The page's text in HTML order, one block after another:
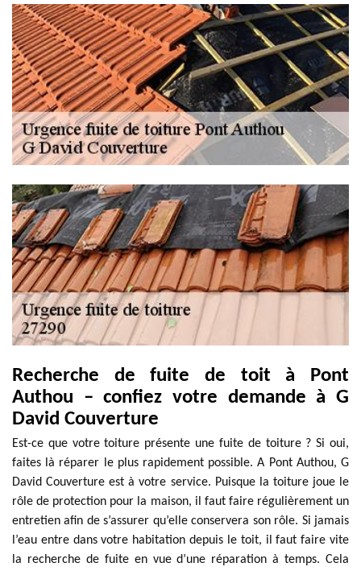
Recherche de fuite de toit à Pont
Authou – confiez votre demande à G
David Couverture
Est-ce que votre toiture présente une fuite de toiture ? Si oui,
faites là réparer le plus rapidement possible. A Pont Authou, G
David Couverture est à votre service. Puisque la toiture joue le
rôle de protection pour la maison, il faut faire régulièrement un
entretien afin de s’assurer qu’elle conservera son rôle. Si jamais
l’eau entre dans votre habitation depuis le toit, il faut faire vite
la recherche de fuite en vue d’une réparation à temps. Cela